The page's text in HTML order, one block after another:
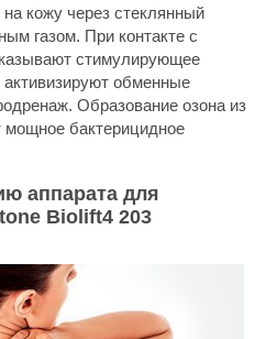
кожу через стеклянный
газом. При контакте с
стимулирующее
обменные
Образование озона из
мощное бактерицидное
аппарата для
Biolift4 203